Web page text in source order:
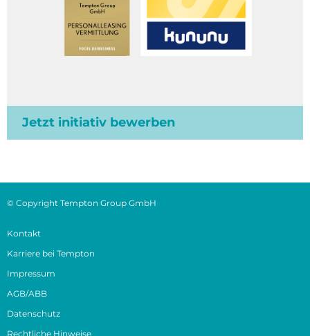
Jetzt initiativ bewerben
© Copyright Tempton Group GmbH
Kontakt
Karriere bei Tempton
Impressum
AGB/ABB
Datenschutz
Rechtliche Hinweise